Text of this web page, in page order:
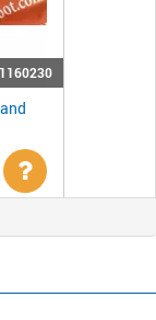
Уточнити
ціну